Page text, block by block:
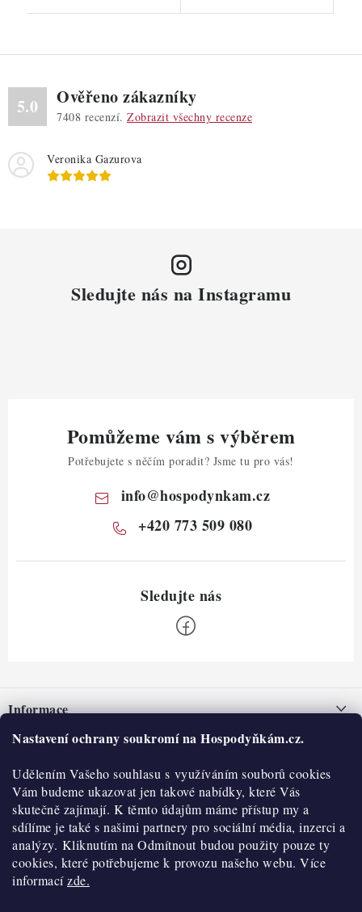
Nastavení ochrany soukromí na Hospodyňkám.cz.
Udělením Vašeho souhlasu s využíváním souborů cookies
Vám budeme ukazovat jen takové nabídky, které Vás
skutečně zajímají. K těmto údajům máme přístup my a
sdílíme je také s našimi partnery pro sociální média, inzerci a
analýzy. Kliknutím na Odmítnout budou použity pouze ty
cookies, které potřebujeme k provozu našeho webu. Více
informacízde.
5.0 Ověřeno zákazníky
7408 recenzí. Zobrazit všechny recenze
Veronika Gazurova
Sledujte nás na Instagramu
Pomůžeme vám s výběrem
Potřebujete s něčím poradit? Jsme tu pro vás!
info@hospodynkam.cz
+420 773 509 080
pInformace
Nepřevzetí zásilky na dobírku
Obchodní podmínky
Hodnocení obchodu
Blog
Moje objednávka
O nás
Historie
Kontakty
O nákupu
Reklamace a vratky
Výdejní místa